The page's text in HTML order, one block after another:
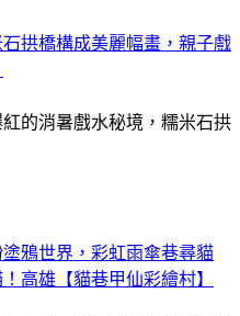
拱橋構成美麗幅畫，親子戲
鴉世界，彩虹雨傘巷尋貓
高雄【貓巷甲仙彩繪村】